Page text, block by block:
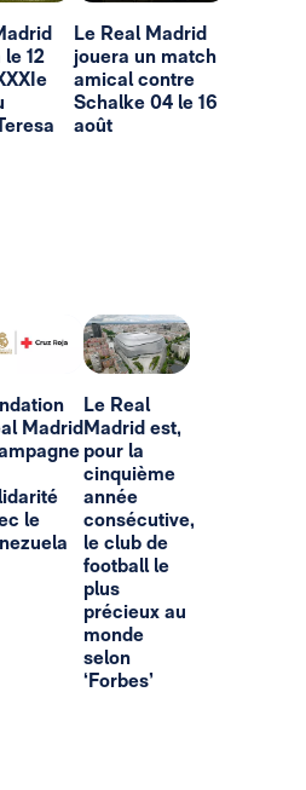
12
Le Real Madrid
jouera un match
amical contre
Schalke 04 le 16
août
Madrid
le
Le Real
Madrid est,
pour la
cinquième
année
consécutive,
le club de
football le
plus
précieux au
monde
selon
‘Forbes’